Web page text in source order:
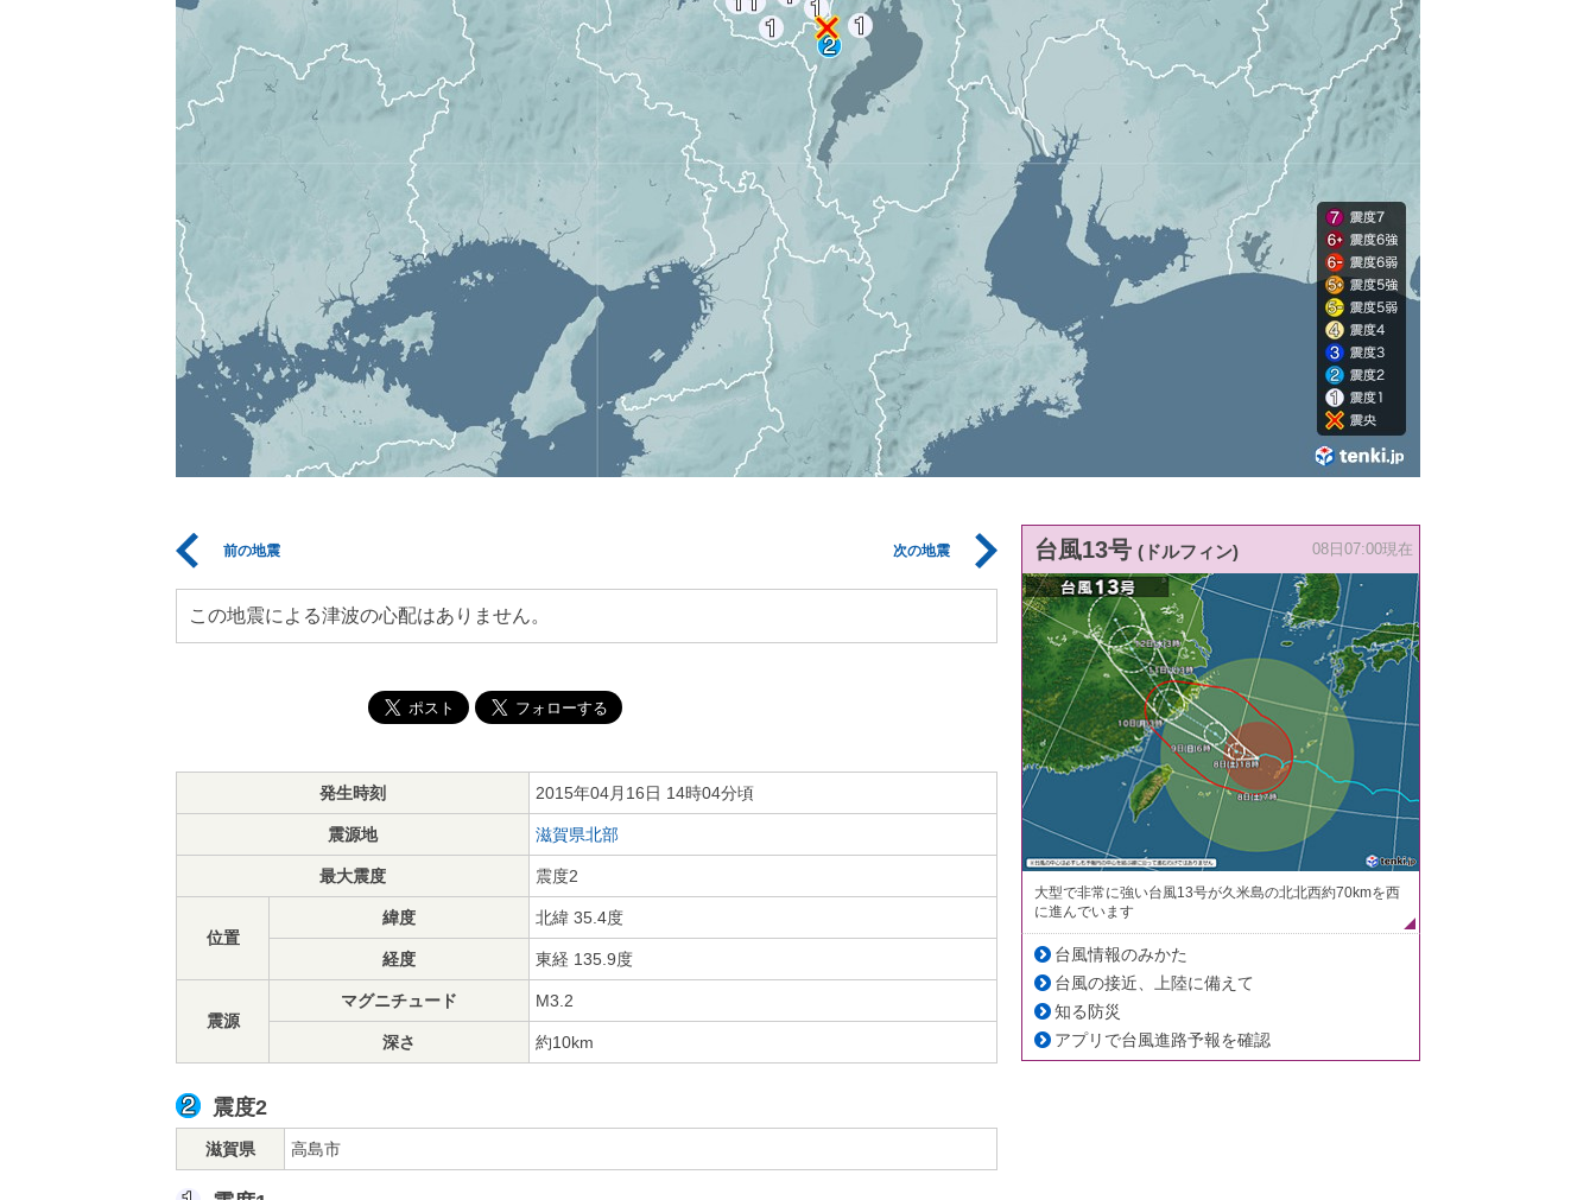
前の地震 次の地震
この地震による津波の心配はありません。
発生時刻 2015年04月16日 14時04分頃
震源地 滋賀県北部
最大震度 震度2
位置
緯度 北緯 35.4度
経度 東経 135.9度
震源
マグニチュード M3.2
深さ 約10km
震度2
滋賀県 高島市
台風13号 (ドルフィン) 08日07:00現在
大型で非常に強い台風13号が久米島の北北西約70kmを西
に進んでいます
台風情報のみかた
台風の接近、上陸に備えて
知る防災
アプリで台風進路予報を確認